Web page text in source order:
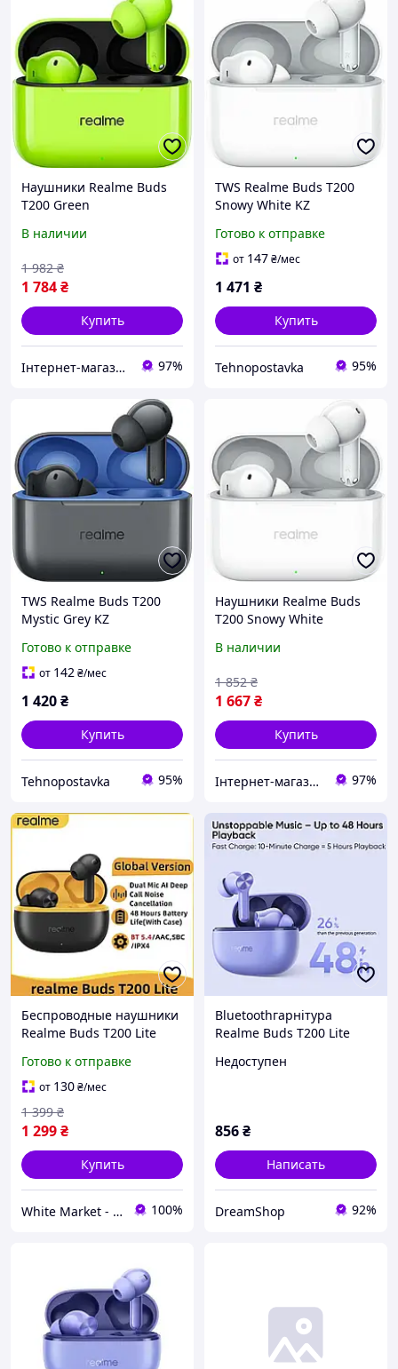
Наушники Realme Buds
T200 Green
В наличии
1 784₴
1 982 ₴
Купить
Інтернет-магазин "Гаджети" 97%
TWS Realme Buds T200
Snowy White KZ
Готово к отправке
от 147₴/мес
1 471 ₴
Купить
Tehnopostavka 95%
TWS Realme Buds T200
Mystic Grey KZ
Готово к отправке
от 142₴/мес
1 420₴
Купить
Tehnopostavka 95%
Наушники Realme Buds
T200 Snowy White
В наличии
1 667₴
1 852 ₴
Купить
Інтернет-магазин "Гаджети" 97%
Беспроводные наушники
Realme Buds T200 Lite
шумоподавлением и
мощным басом
Готово к отправке
от 130₴/мес
1 299₴
1 399 ₴
Купить
White Market - супермаркет корисних товарів 100%
Bluetoothгарнітура
Realme Buds T200 Lite
Фіолетовий 37165
Недоступен
856₴
Написать
DreamShop 92%